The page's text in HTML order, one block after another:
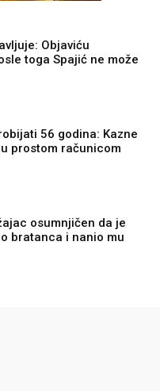
Objaviću
toga Spajić ne može
56 godina: Kazne
prostom računicom
osumnjičen da je
bratanca i nanio mu